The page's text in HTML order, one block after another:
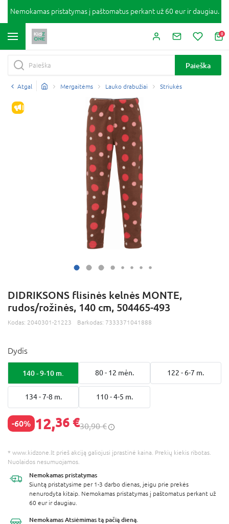
Nemokamas pristatymas į paštomatus perkant už 60 eur ir daugiau.
0
Paieška
Atgal Mergaitėms Lauko drabužiai Striukės
IŠPARDAVIMAS
DIDRIKSONS flisinės kelnės MONTE,
rudos/rožinės, 140 cm, 504465-493
Kodas: 2040301-21223 Barkodas: 7333371041888
Dydis
140 - 9-10 m. 80 - 12 mėn. 122 - 6-7 m.
134 - 7-8 m. 110 - 4-5 m.
-60% 12,36 €30,90 €
* www.kidzone.lt prieš akciją galiojusi įprastinė kaina. Prekių kiekis ribotas.
Nuolaidos nesumuojamos.
Nemokamas pristatymas
Siuntą pristatysime per 1-3 darbo dienas, jeigu prie prekės
nenurodyta kitaip. Nemokamas pristatymas į paštomatus perkant už
60 eur ir daugiau.
Nemokamas Atsiėmimas tą pačią dieną.